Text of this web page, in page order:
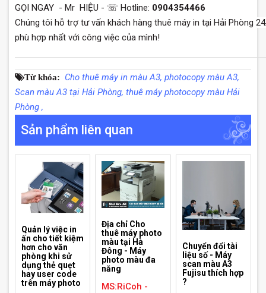
GỌI NGAY - Mr HIỆU - ☏ Hotline: 0904354466
Chúng tôi hỗ trợ tư vấn khách hàng thuê máy in tại Hải Phòng
phù hợp nhất với công việc của mình!
Từ khóa: Cho thuê máy in màu A3, photocopy màu A3,
Scan màu A3 tại Hải Phòng, thuê máy photocopy màu Hải
Phòng ,
Sản phẩm liên quan
Quản lý việc in
ấn cho tiết kiệm
hơn cho văn
phòng khi sử
dụng thẻ quẹt
hay user code
trên máy photo
Địa chỉ Cho
thuê máy photo
màu tại Hà
Đông - Máy
photo màu đa
năng
MS:RiCoh -
Chuyển đổi tài
liệu số - Máy
scan màu A3
Fujisu thích hợp
?